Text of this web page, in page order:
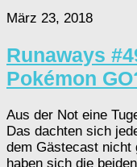
März 23, 2018
Runaways
Pokémon
Aus der Not eine
Das dachten sich
dem Gästecast nicht
haben sich die